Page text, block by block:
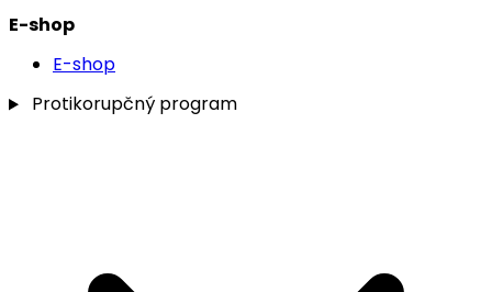
E-shop
E-shop
Protikorupčný program